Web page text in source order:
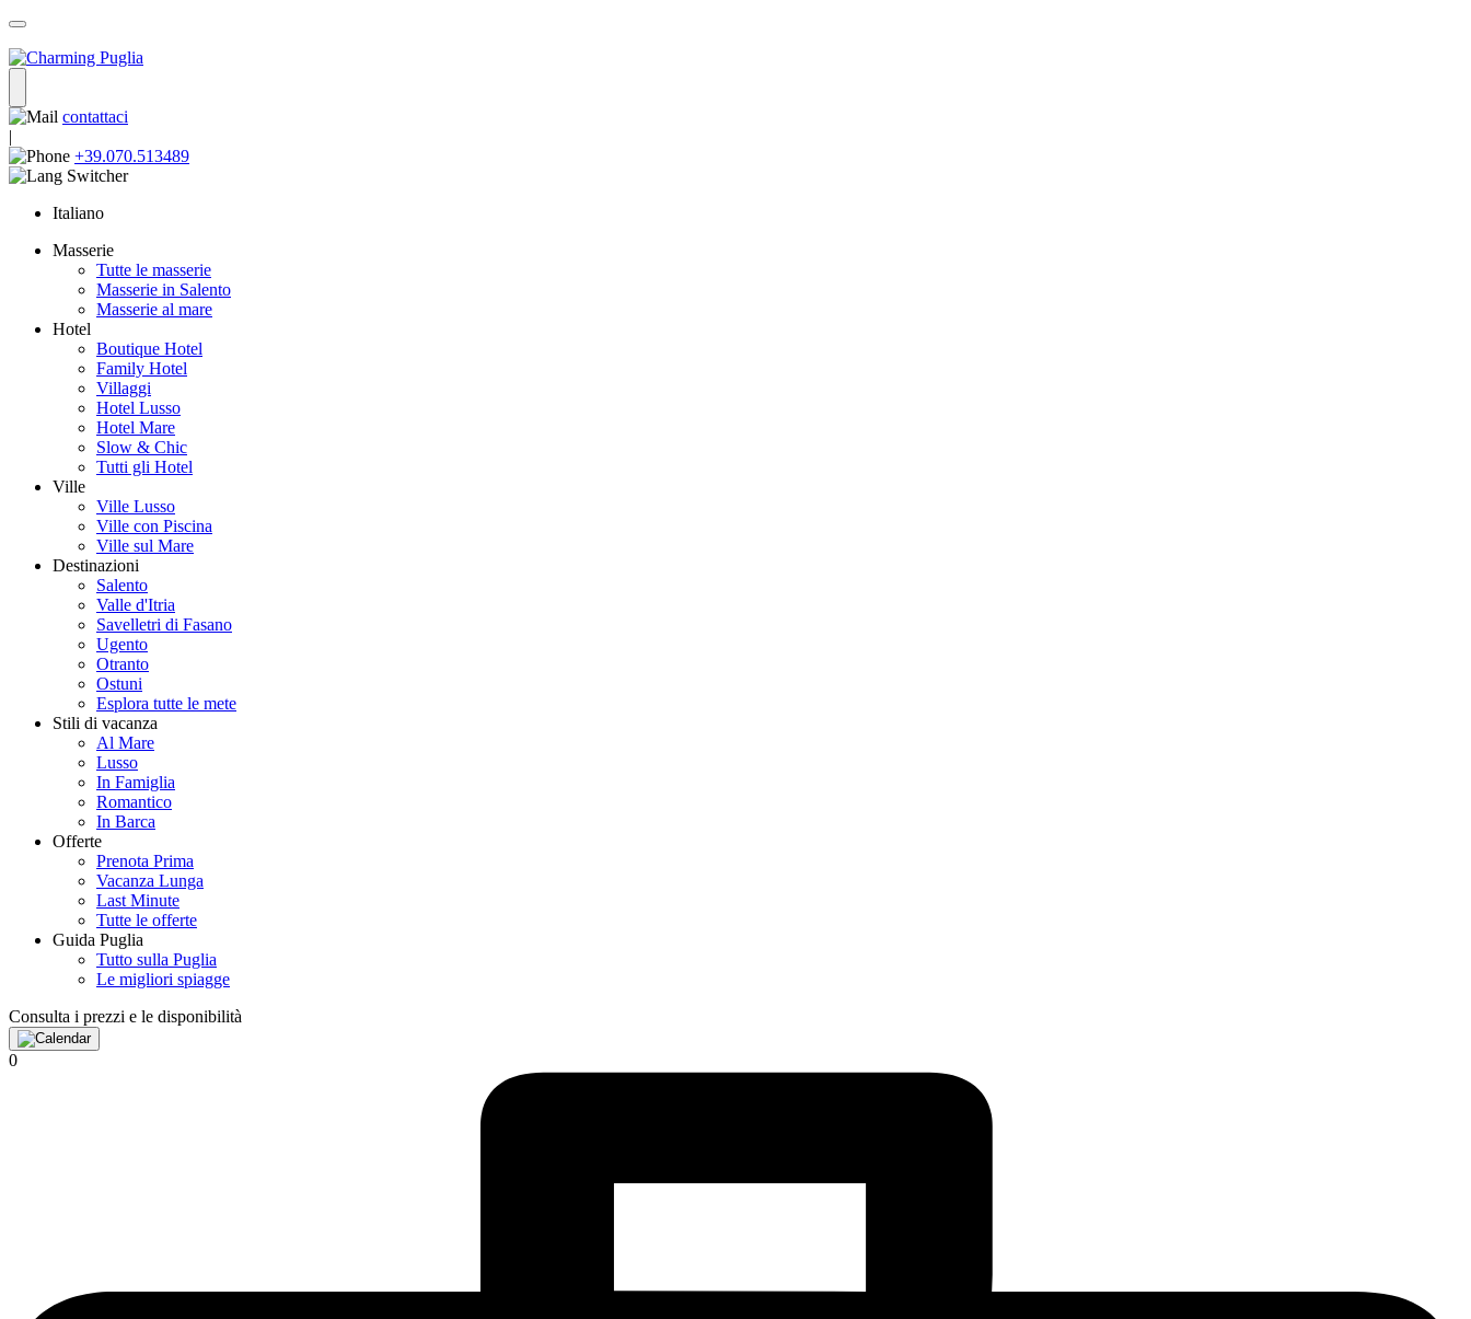
contattaci
|
+39.070.513489
Italiano
Masserie
Tutte le masserie
Masserie in Salento
Masserie al mare
Hotel
Boutique Hotel
Family Hotel
Villaggi
Hotel Lusso
Hotel Mare
Slow & Chic
Tutti gli Hotel
Ville
Ville Lusso
Ville con Piscina
Ville sul Mare
Destinazioni
Salento
Valle d'Itria
Savelletri di Fasano
Ugento
Otranto
Ostuni
Esplora tutte le mete
Stili di vacanza
Al Mare
Lusso
In Famiglia
Romantico
In Barca
Offerte
Prenota Prima
Vacanza Lunga
Last Minute
Tutte le offerte
Guida Puglia
Tutto sulla Puglia
Le migliori spiagge
Consulta i prezzi e le disponibilità
0